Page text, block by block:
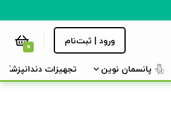
ورود | ثبت‌نام 0
پانسمان نوین تجهیزات دندانپزشکی